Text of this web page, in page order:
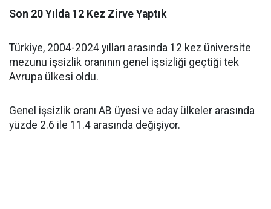
Son 20 Yılda 12 Kez Zirve Yaptık
Türkiye, 2004-2024 yılları arasında 12 kez üniversite
mezunu işsizlik oranının genel işsizliği geçtiği tek
Avrupa ülkesi oldu.
Genel işsizlik oranı AB üyesi ve aday ülkeler arasında
yüzde 2.6 ile 11.4 arasında değişiyor.